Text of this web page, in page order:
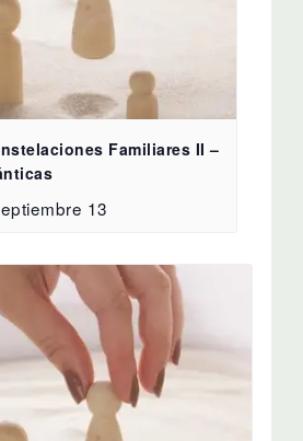
Familiares II –
13